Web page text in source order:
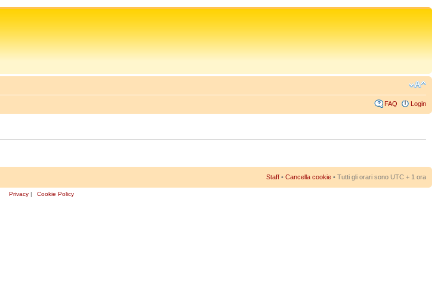
FAQ Login
Staff • Cancella cookie • Tutti gli orari sono UTC + 1 ora
Privacy | Cookie Policy